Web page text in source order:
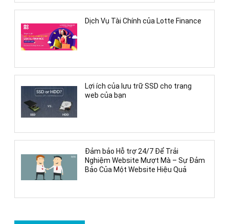
Dịch Vụ Tài Chính của Lotte Finance
Lợi ích của lưu trữ SSD cho trang
web của bạn
Đảm bảo Hỗ trợ 24/7 Để Trải
Nghiệm Website Mượt Mà – Sự Đảm
Bảo Của Một Website Hiệu Quả